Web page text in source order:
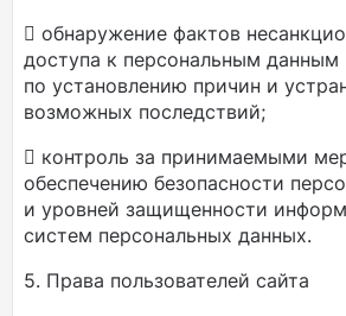
 обнаружение фактов
доступа к персональным данным
по установлению причин и
возможных последствий;
 контроль за принимаемыми
обеспечению безопасности
и уровней защищенности
систем персональных данных.
5. Права пользователей сайта